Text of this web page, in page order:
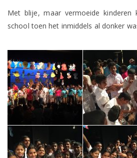
Met blije, maar vermoeide kinderen
school toen het inmiddels al donker